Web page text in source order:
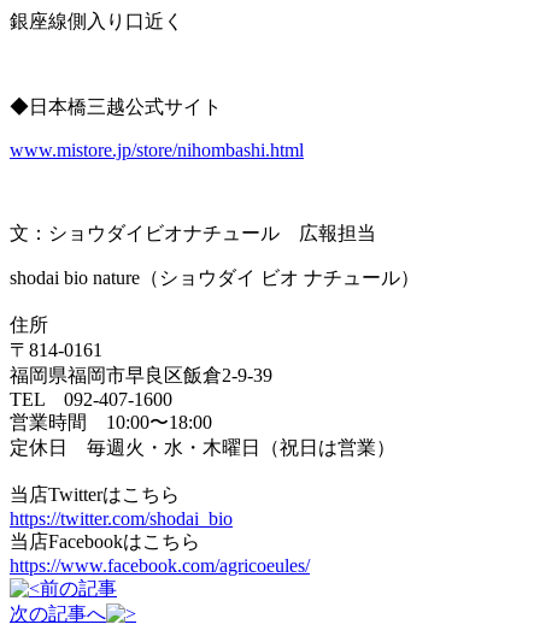
銀座線側入り口近く
◆日本橋三越公式サイト
www.mistore.jp/store/nihombashi.html
文：ショウダイビオナチュール 広報担当
shodai bio nature（ショウダイ ビオ ナチュール）
住所
〒814-0161
福岡県福岡市早良区飯倉2-9-39
TEL 092-407-1600
営業時間 10:00〜18:00
定休日 毎週火・水・木曜日（祝日は営業）
当店Twitterはこちら
https://twitter.com/shodai_bio
当店Facebookはこちら
https://www.facebook.com/agricoeules/
前の記事
次の記事へ